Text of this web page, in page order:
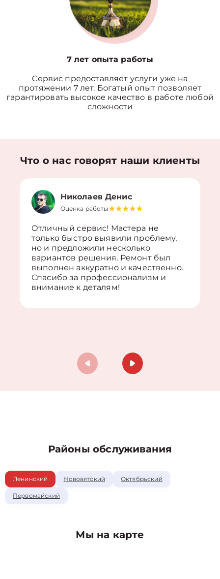
7 лет опыта работы
Сервис предоставляет услуги уже на
протяжении 7 лет. Богатый опыт позволяет
гарантировать высокое качество в работе любой
сложности
Что о нас говорят наши клиенты
Николаев Денис
Оценка работы
Отличный сервис! Мастера не
только быстро выявили проблему,
но и предложили несколько
вариантов решения. Ремонт был
выполнен аккуратно и качественно.
Спасибо за профессионализм и
внимание к деталям!
Районы обслуживания
Ленинский Нововятский Октябрьский
Первомайский
Мы на карте